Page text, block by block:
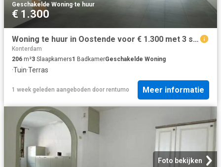
Geschakelde Woning·te huur
€ 1.300
Woning te huur in Oostende voor € 1.300 met 3 slaapkamers
Konterdam
206 m²3 Slaapkamers1 BadkamerGeschakelde Woning
·Tuin·Terras
1 week geleden aangeboden door rentumo Meer informatie
Foto bekijken